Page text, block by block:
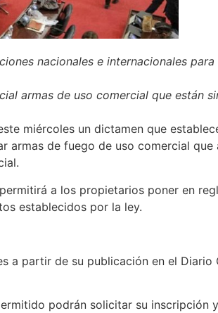
nacionales e internacionales
armas de uso comercial que están
miércoles un dictamen que
armas de fuego de uso comercial que
a los propietarios poner en
establecidos por la ley.
a partir de su publicación en el Diario
podrán solicitar su inscripción